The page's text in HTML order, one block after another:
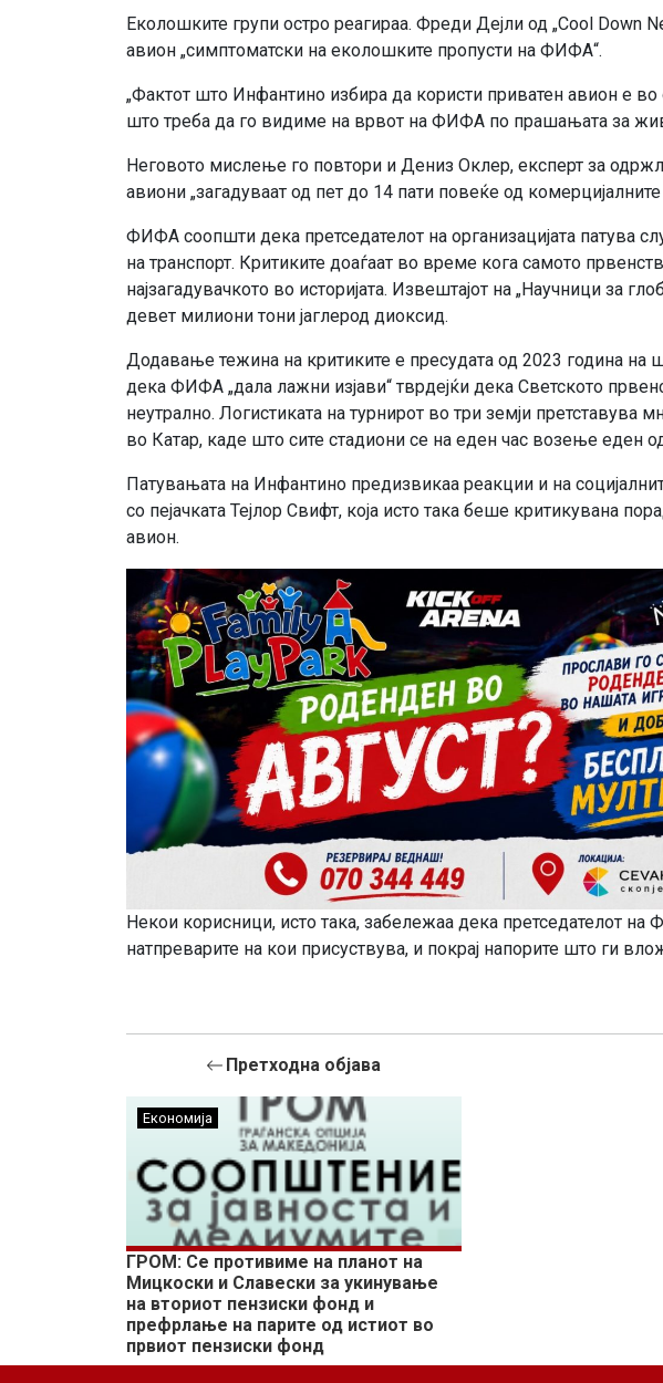
Еколошките групи остро реагираа. Фреди Дејли од „Cool Down
авион „симптоматски на еколошките пропусти на ФИФА“.
„Фактот што Инфантино избира да користи приватен авион е
што треба да го видиме на врвот на ФИФА по прашањата за
Неговото мислење го повтори и Дениз Оклер, експерт за
авиони „загадуваат од пет до 14 пати повеќе од
ФИФА соопшти дека претседателот на организацијата патува
на транспорт. Критиките доаѓаат во време кога самото
најзагадувачкото во историјата. Извештајот на „Научници за
девет милиони тони јаглерод диоксид.
Додавање тежина на критиките е пресудата од 2023 година на
дека ФИФА „дала лажни изјави“ тврдејќи дека Светското
неутрално. Логистиката на турнирот во три земји
во Катар, каде што сите стадиони се на еден час возење еден
Патувањата на Инфантино предизвикаа реакции и на
со пејачката Тејлор Свифт, која исто така беше критикувана
авион.
Некои корисници, исто така, забележаа дека претседателот на
натпреварите на кои присуствува, и покрај напорите што ги
Претходна објава
Економија
ГРОМ: Се противиме на планот на
Мицкоски и Славески за укинување
на вториот пензиски фонд и
префрлање на парите од истиот во
првиот пензиски фонд